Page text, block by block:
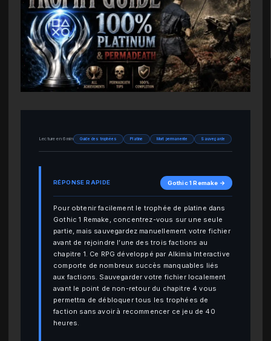
Lecture en 6 min Guide des trophées Platine Mort permanente Sauvegarde
RÉPONSE RAPIDE Gothic 1 Remake →
Pour obtenir facilement le trophée de platine dans
Gothic 1 Remake, concentrez-vous sur une seule
partie, mais sauvegardez manuellement votre fichier
avant de rejoindre l’une des trois factions au
chapitre 1. Ce RPG développé par Alkimia Interactive
comporte de nombreux succès manquables liés
aux factions. Sauvegarder votre fichier localement
avant le point de non-retour du chapitre 4 vous
permettra de débloquer tous les trophées de
faction sans avoir à recommencer ce jeu de 40
heures.